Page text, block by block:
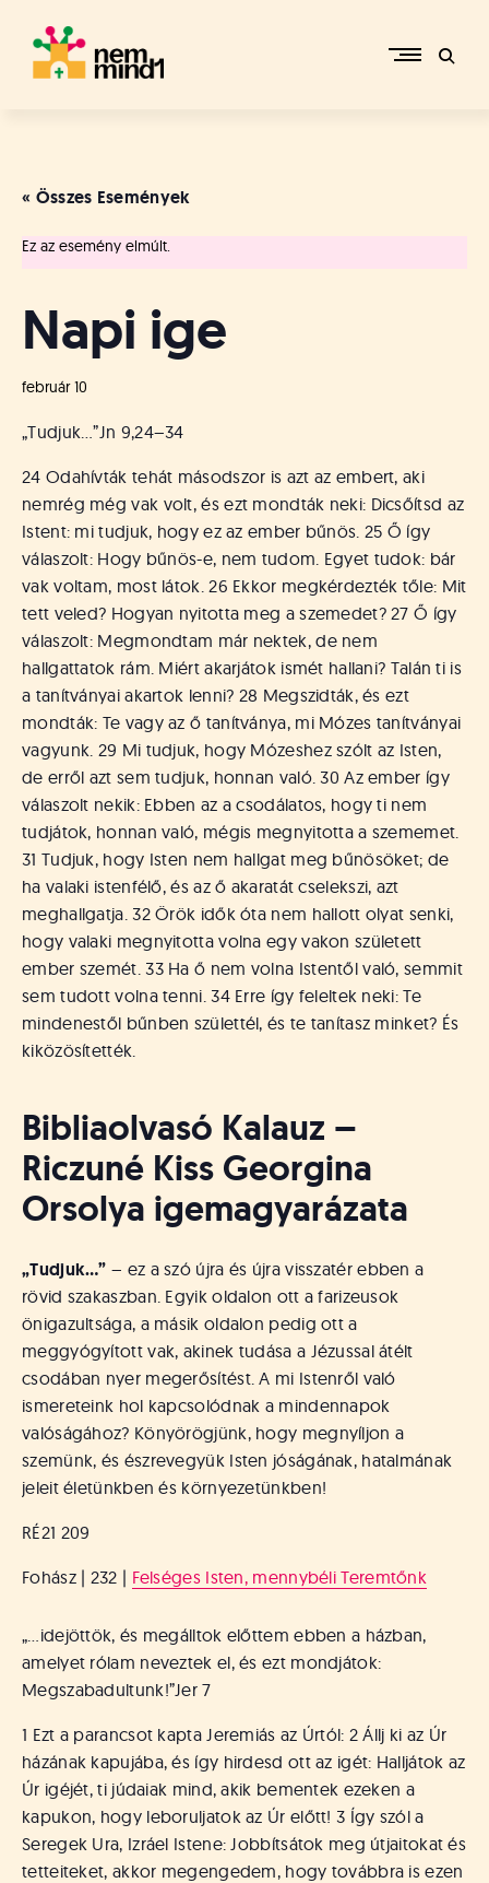
content
p
r
i
R
f
o
r
m
á
t
u
s
o
k
e
-
L
a
p
j
a
« Összes Események
Ez az esemény elmúlt.
Napi ige
február 10
„Tudjuk…”Jn 9,24–34
24 Odahívták tehát másodszor is azt az embert, aki
nemrég még vak volt, és ezt mondták neki: Dicsőítsd az
Istent: mi tudjuk, hogy ez az ember bűnös. 25 Ő így
válaszolt: Hogy bűnös-e, nem tudom. Egyet tudok: bár
vak voltam, most látok. 26 Ekkor megkérdezték tőle: Mit
tett veled? Hogyan nyitotta meg a szemedet? 27 Ő így
válaszolt: Megmondtam már nektek, de nem
hallgattatok rám. Miért akarjátok ismét hallani? Talán ti is
a tanítványai akartok lenni? 28 Megszidták, és ezt
mondták: Te vagy az ő tanítványa, mi Mózes tanítványai
vagyunk. 29 Mi tudjuk, hogy Mózeshez szólt az Isten,
de erről azt sem tudjuk, honnan való. 30 Az ember így
válaszolt nekik: Ebben az a csodálatos, hogy ti nem
tudjátok, honnan való, mégis megnyitotta a szememet.
31 Tudjuk, hogy Isten nem hallgat meg bűnösöket; de
ha valaki istenfélő, és az ő akaratát cselekszi, azt
meghallgatja. 32 Örök idők óta nem hallott olyat senki,
hogy valaki megnyitotta volna egy vakon született
ember szemét. 33 Ha ő nem volna Istentől való, semmit
sem tudott volna tenni. 34 Erre így feleltek neki: Te
mindenestől bűnben születtél, és te tanítasz minket? És
kiközösítették.
Bibliaolvasó Kalauz –
Riczuné Kiss Georgina
Orsolya igemagyarázata
„Tudjuk…” – ez a szó újra és újra visszatér ebben a
rövid szakaszban. Egyik oldalon ott a farizeusok
önigazultsága, a másik oldalon pedig ott a
meggyógyított vak, akinek tudása a Jézussal átélt
csodában nyer megerősítést. A mi Istenről való
ismereteink hol kapcsolódnak a mindennapok
valóságához? Könyörögjünk, hogy megnyíljon a
szemünk, és észrevegyük Isten jóságának, hatalmának
jeleit életünkben és környezetünkben!
RÉ21 209
Fohász | 232 | Felséges Isten, mennybéli Teremtőnk
„…idejöttök, és megálltok előttem ebben a házban,
amelyet rólam neveztek el, és ezt mondjátok:
Megszabadultunk!”Jer 7
1 Ezt a parancsot kapta Jeremiás az Úrtól: 2 Állj ki az Úr
házának kapujába, és így hirdesd ott az igét: Halljátok az
Úr igéjét, ti júdaiak mind, akik bementek ezeken a
kapukon, hogy leboruljatok az Úr előtt! 3 Így szól a
Seregek Ura, Izráel Istene: Jobbítsátok meg útjaitokat és
tetteiteket, akkor megengedem, hogy továbbra is ezen